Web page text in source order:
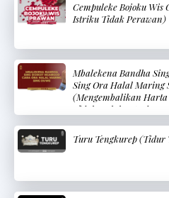
Cempuleke Bojoku
Istriku Tidak Perawan)
Mbalekena Bandha
Sing Ora Halal Maring
(Mengembalikan
Tidak Halal Kepada
Turu Tengkurep (Tidur